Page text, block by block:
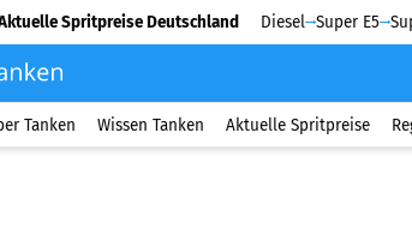
Spritpreise Deutschland Diesel Super E5
Tanken Wissen Tanken Aktuelle Spritpreise